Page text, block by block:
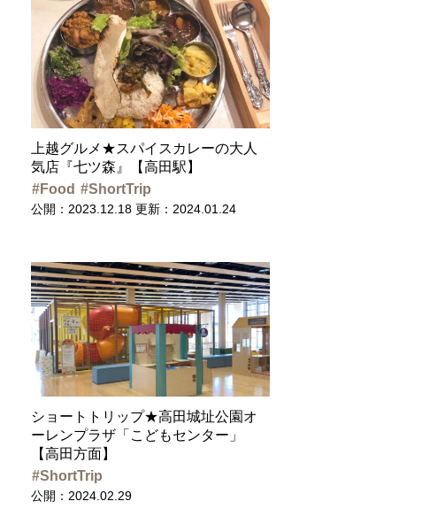
上越グルメ★スパイスカレーの大人
気店『七ツ森』【高田駅】
Food
ShortTrip
公開：2023.12.18 更新：2024.01.24
ショートトリップ★高田城址公園オ
ーレンプラザ「こどもセンター」
【高田方面】
ShortTrip
公開：2024.02.29